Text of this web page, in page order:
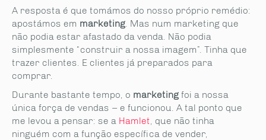
A resposta é que tomámos do nosso próprio remédio:
apostámos em marketing. Mas num marketing que
não podia estar afastado da venda. Não podia
simplesmente “construir a nossa imagem”. Tinha que
trazer clientes. E clientes já preparados para
comprar.
Durante bastante tempo, o marketing foi a nossa
única força de vendas – e funcionou. A tal ponto que
me levou a pensar: se a Hamlet, que não tinha
ninguém com a função específica de vender,